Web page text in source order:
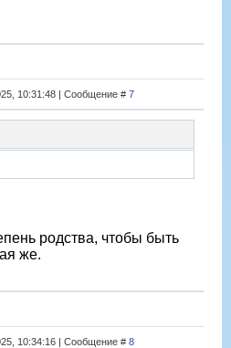
10:31:48 | Сообщение # 7
родства, чтобы быть
же.
10:34:16 | Сообщение # 8